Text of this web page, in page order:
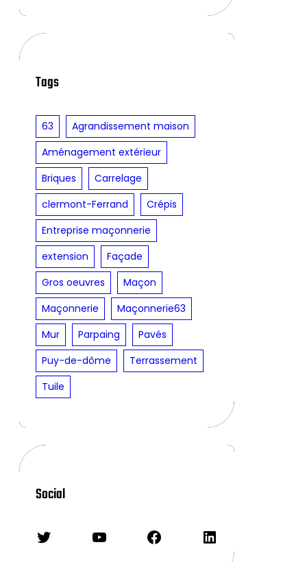
Tags
63
Agrandissement maison
Aménagement extérieur
Briques
Carrelage
clermont-Ferrand
Crépis
Entreprise maçonnerie
extension
Façade
Gros oeuvres
Maçon
Maçonnerie
Maçonnerie63
Mur
Parpaing
Pavés
Puy-de-dôme
Terrassement
Tuile
Social
Twitter YouTube Facebook LinkedIn